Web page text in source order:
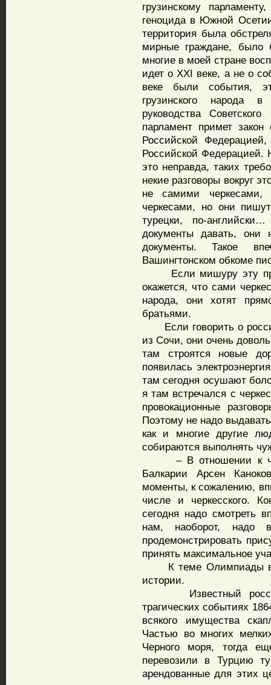
грузинскому
геноцида в Южной
территория была
мирные граждане, было
многие в моей стране
идет о XXI веке, а не о
веке были события,
грузинского народа в
руководства
парламент примет
Российской
Российской Федерацией.
это неправда, таких
некие разговоры вокруг
не самими
черкесами, но они
турецки, по-
документы давать, они
документы. Такое
Вашингтонском обкоме
Если мишуру эту
окажется, что сами
народа, они хотят
братьями.
Если говорить о
из Сочи, они очень
там строятся новые
появилась
там сегодня осушают
я там встречался с
провокационные
Поэтому не надо
как и многие другие
собираются выполнять
– В отношении к
Балкарии Арсен
моменты, к сожалению,
числе и черкесского.
сегодня надо смотреть
нам, наоборот, надо
продемонстрировать
принять максимальное
К теме Олимпиады
истории.
Известный
трагических событиях
всякого имущества
Частью во многих
Черного моря, тогда
перевозили в Турцию
арендованные для этих